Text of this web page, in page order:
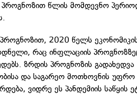
პროგნოზით წლის მომდევნო
2020 წელს
რაც ინფლაციის
ზრდის პროგნოზის გადახედვა
და საგარეო მოთხოვნის
ვიდრე ეს პანდემიის საწყის